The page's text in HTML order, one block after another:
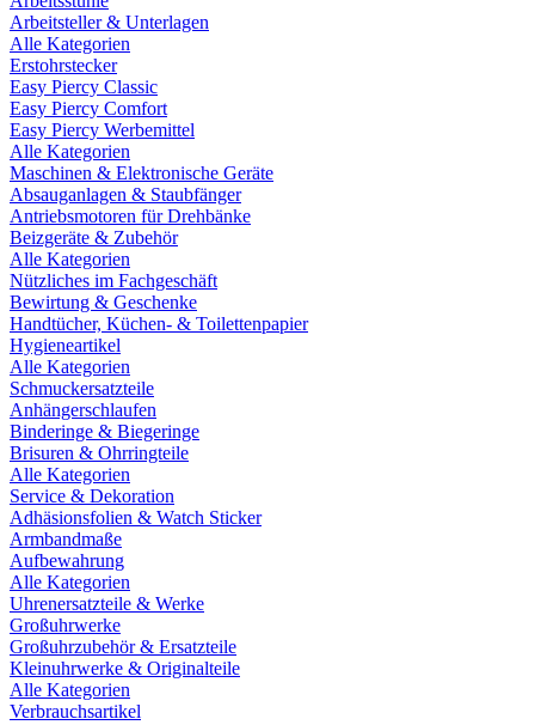
Arbeitsteller & Unterlagen
Alle Kategorien
Erstohrstecker
Easy Piercy Classic
Easy Piercy Comfort
Easy Piercy Werbemittel
Alle Kategorien
Maschinen & Elektronische Geräte
Absauganlagen & Staubfänger
Antriebsmotoren für Drehbänke
Beizgeräte & Zubehör
Alle Kategorien
Nützliches im Fachgeschäft
Bewirtung & Geschenke
Handtücher, Küchen- & Toilettenpapier
Hygieneartikel
Alle Kategorien
Schmuckersatzteile
Anhängerschlaufen
Binderinge & Biegeringe
Brisuren & Ohrringteile
Alle Kategorien
Service & Dekoration
Adhäsionsfolien & Watch Sticker
Armbandmaße
Aufbewahrung
Alle Kategorien
Uhrenersatzteile & Werke
Großuhrwerke
Großuhrzubehör & Ersatzteile
Kleinuhrwerke & Originalteile
Alle Kategorien
Verbrauchsartikel